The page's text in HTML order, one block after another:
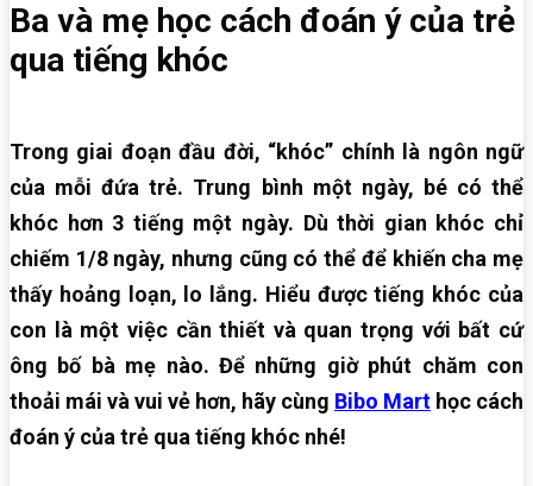
Ba và mẹ học cách đoán ý của trẻ
qua tiếng khóc
Trong giai đoạn đầu đời, “khóc” chính là ngôn ngữ
của mỗi đứa trẻ. Trung bình một ngày, bé có thể
khóc hơn 3 tiếng một ngày. Dù thời gian khóc chỉ
chiếm 1/8 ngày, nhưng cũng có thể để khiến cha mẹ
thấy hoảng loạn, lo lắng. Hiểu được tiếng khóc của
con là một việc cần thiết và quan trọng với bất cứ
ông bố bà mẹ nào. Để những giờ phút chăm con
thoải mái và vui vẻ hơn, hãy cùng Bibo Mart học cách
đoán ý của trẻ qua tiếng khóc nhé!